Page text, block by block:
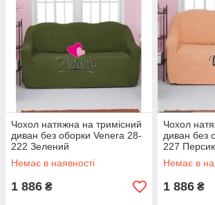
Чохол натяжна на тримісний
диван без оборки Venera 28-
222 Зелений
Немає в наявності
1 886 ₴
Чохол
диван без
227 Персик
Немає в
1 886 ₴